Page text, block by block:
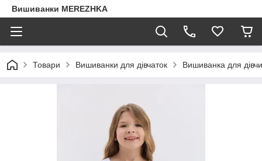
Вишиванки MEREZHKA
Товари Вишиванки для дівчаток Вишиванка для